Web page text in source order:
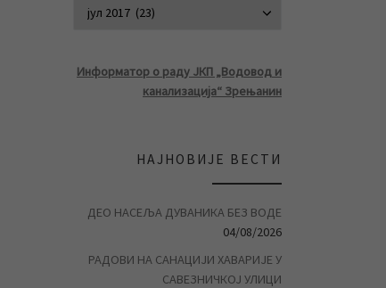
Информатор о раду ЈКП „Водовод и
канализација“ Зрењанин
НАЈНОВИЈЕ ВЕСТИ
ДЕО НАСЕЉА ДУВАНИКА БЕЗ ВОДЕ
04/08/2026
РАДОВИ НА САНАЦИЈИ ХАВАРИЈЕ У
САВЕЗНИЧКОЈ УЛИЦИ